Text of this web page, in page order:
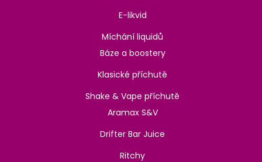
E-likvid
Míchání liquidů
Báze a boostery
Klasické příchutě
Shake & Vape příchutě
Aramax S&V
Drifter Bar Juice
Ritchy